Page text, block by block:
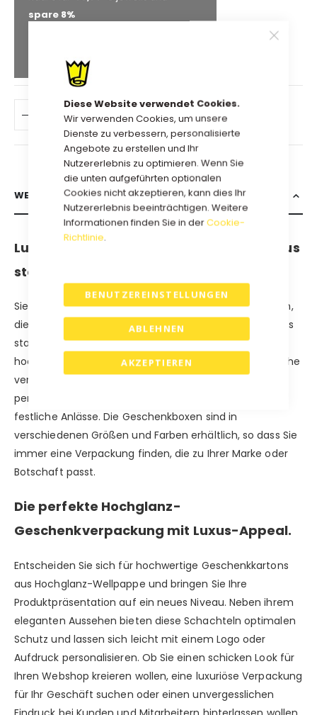
Diese Website verwendet Cookies.
Wir verwenden Cookies, um unsere
Dienste zu verbessern, personalisierte
Angebote zu erstellen und Ihr
Nutzererlebnis zu optimieren. Wenn Sie
die unten aufgeführten optionalen
Cookies nicht akzeptieren, kann dies Ihr
Nutzererlebnis beeinträchtigen. Weitere
Informationen finden Sie in derCookie-
Richtlinie.
AKZEPTIEREN
BENUTZEREINSTELLUNGEN
ABLEHNEN
spare 8%
IN DEN WARENKORB
WEITERE INFORMATIONEN
Luxuriöse Hochglanz-Geschenkboxen aus
stabiler Wellpappe.
Sie suchen nach luxuriösen Hochglanz-Geschenkboxen,
die beeindrucken? Unsere stilvollen Geschenkboxen aus
stabiler Wellpappe vereinen Langlebigkeit mit einem
hochwertigen Erscheinungsbild. Die Hochglanzoberfläche
verleiht Ihren Geschenken eine luxuriöse Präsentation,
perfekt für exklusive Produkte, Firmengeschenke und
festliche Anlässe. Die Geschenkboxen sind in
verschiedenen Größen und Farben erhältlich, so dass Sie
immer eine Verpackung finden, die zu Ihrer Marke oder
Botschaft passt.
Die perfekte Hochglanz-
Geschenkverpackung mit Luxus-Appeal.
Entscheiden Sie sich für hochwertige Geschenkkartons
aus Hochglanz-Wellpappe und bringen Sie Ihre
Produktpräsentation auf ein neues Niveau. Neben ihrem
eleganten Aussehen bieten diese Schachteln optimalen
Schutz und lassen sich leicht mit einem Logo oder
Aufdruck personalisieren. Ob Sie einen schicken Look für
Ihren Webshop kreieren wollen, eine luxuriöse Verpackung
für Ihr Geschäft suchen oder einen unvergesslichen